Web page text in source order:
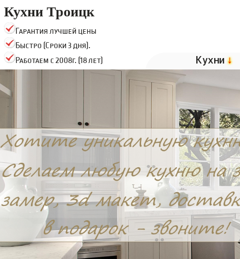
Кухни Троицк
Гарантия лучшей цены
Быстро (Сроки 3 дня).
Работаем с 2008г. (18 лет)
Кухни↓